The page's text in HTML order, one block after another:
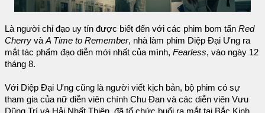
Là người chỉ đạo uy tín được biết đến với các phim bom tấn Red
Cherry vàA Time to Remember, nhà làm phim Diệp Đại Ưng ra
mắt tác phẩm đạo diễn mới nhất của mình, Fearless, vào ngày 12
tháng 8.
Với Diệp Đại Ưng cũng là người viết kịch bản, bộ phim có sự
tham gia của nữ diễn viên chính Chu Đan và các diễn viên Vưu